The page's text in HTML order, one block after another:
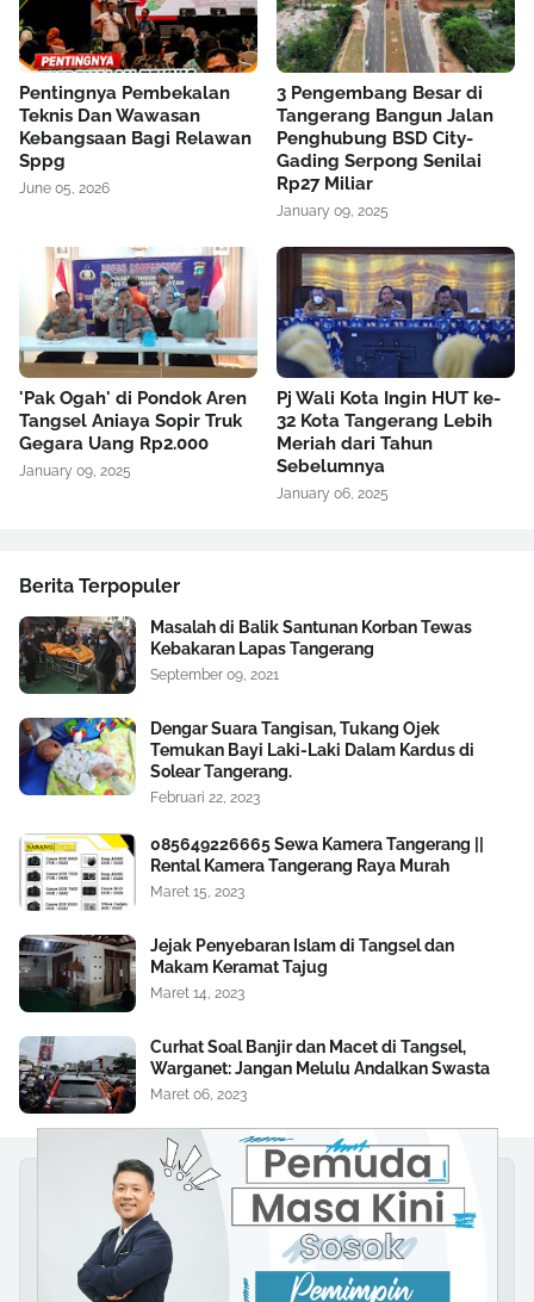
Pentingnya Pembekalan
Teknis Dan Wawasan
Kebangsaan Bagi Relawan
Sppg
June 05, 2026
3 Pengembang Besar di
Tangerang Bangun Jalan
Penghubung BSD City-
Gading Serpong Senilai
Rp27 Miliar
January 09, 2025
'Pak Ogah' di Pondok Aren
Tangsel Aniaya Sopir Truk
Gegara Uang Rp2.000
January 09, 2025
Pj Wali Kota Ingin HUT ke-
32 Kota Tangerang Lebih
Meriah dari Tahun
Sebelumnya
January 06, 2025
Berita Terpopuler
Masalah di Balik Santunan Korban Tewas
Kebakaran Lapas Tangerang
September 09, 2021
Dengar Suara Tangisan, Tukang Ojek
Temukan Bayi Laki-Laki Dalam Kardus di
Solear Tangerang.
Februari 22, 2023
085649226665 Sewa Kamera Tangerang ||
Rental Kamera Tangerang Raya Murah
Maret 15, 2023
Jejak Penyebaran Islam di Tangsel dan
Makam Keramat Tajug
Maret 14, 2023
Curhat Soal Banjir dan Macet di Tangsel,
Warganet: Jangan Melulu Andalkan Swasta
Maret 06, 2023